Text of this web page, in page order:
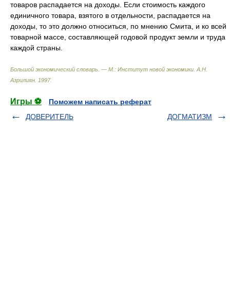
товаров распадается на доходы. Если стоимость каждого
единичного товара, взятого в отдельности, распадается на
доходы, то это должно относиться, по мнению Смита, и ко всей
товарной массе, составляющей годовой продукт земли и труда
каждой страны.
Большой экономический словарь. — М.: Институт новой экономики А.Н.
Азрилиян 1997.
Игры ⚽
Поможем написать реферат
ДОВЕРИТЕЛЬ
ДОГМАТИЗМ